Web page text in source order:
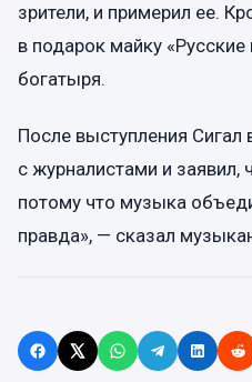
зрители, и примерил ее.
в подарок майку
богатыря.
После выступления Сигал
с журналистами и заявил,
потому что музыка
правда», — сказал